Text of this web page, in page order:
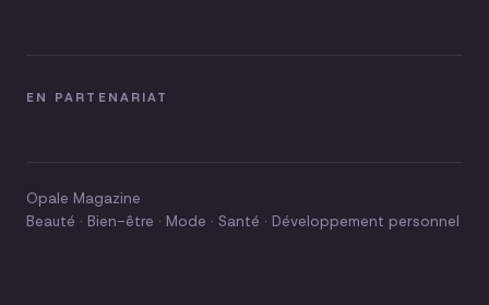
EN PARTENARIAT
Opale Magazine
Beauté · Bien-être · Mode · Santé · Développement personnel